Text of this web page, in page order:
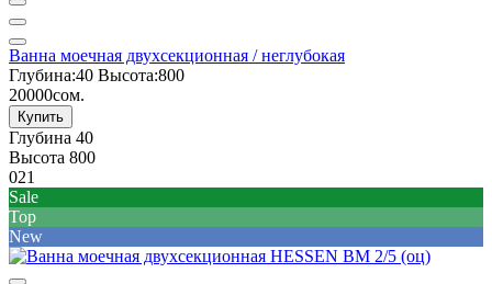
Ванна моечная двухсекционная / неглубокая
Глубина:40 Высота:800
20000сом.
Купить
Глубина 40
Высота 800
021
Sale
Top
New